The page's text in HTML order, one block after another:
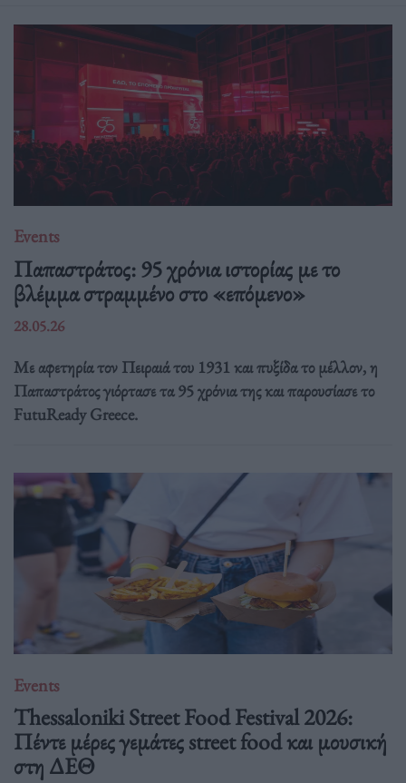
Events
Παπαστράτος: 95 χρόνια ιστορίας με το
βλέμμα στραμμένο στο «επόμενο»
28.05.26
Με αφετηρία τον Πειραιά του 1931 και πυξίδα το μέλλον, η
Παπαστράτος γιόρτασε τα 95 χρόνια της και παρουσίασε το
FutuReady Greece.
Events
Thessaloniki Street Food Festival 2026:
Πέντε μέρες γεμάτες street food και μουσική
στη ΔΕΘ